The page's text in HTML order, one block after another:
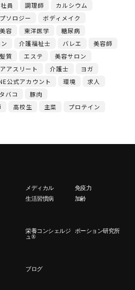
員 調理師
カルシウム
ソロジー
ボディメイク
美容 東洋医学
糖尿病
介護福祉士 バレエ
美容師
髪質 エステ
美容サロン
アスリート 介護士
ヨガ
公式アカウント 環境
求人
タバコ
豚肉
高校生 主菜 プロテイン
メディカル
免疫力
生活習慣病 加齢
栄養コンシェルジ
ュ®
ポーション研究所
ブログ